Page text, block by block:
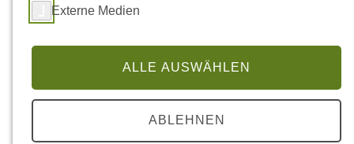
RAUS AUS DER SCHULE
Ferienprogramme des
Forstamtes Kusel
Externe Medien
ALLE AUSWÄHLEN
ABLEHNEN